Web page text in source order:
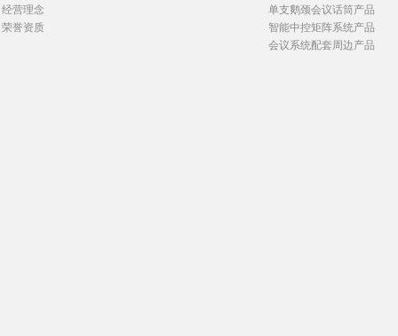
经营理念
荣誉资质
单支鹅颈会议话筒产品
智能中控矩阵系统产品
会议系统配套周边产品